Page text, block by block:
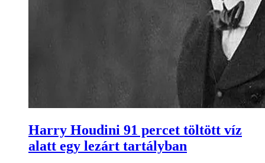
Harry Houdini 91 percet töltött víz
alatt egy lezárt tartályban